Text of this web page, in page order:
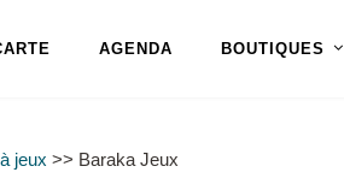
AGENDA BOUTIQUES
jeux >> Baraka Jeux